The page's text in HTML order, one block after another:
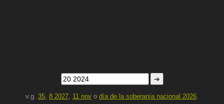
➜
v.g. 35, 8 2027, 11 nov o día de la soberanía nacional 2026.